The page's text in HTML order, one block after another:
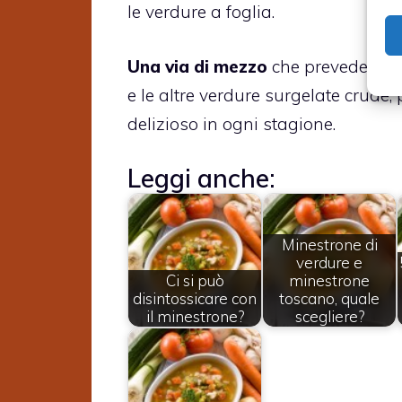
le verdure a foglia.
Una via di mezzo che prevede il
e le altre verdure surgelate
delizioso in ogni stagione.
Leggi anche:
Ci si può
disintossicare con
il minestrone?
Minestrone di
verdure e
minestrone
toscano, quale
scegliere?